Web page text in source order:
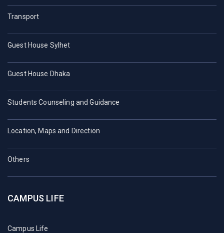
Transport
Guest House Sylhet
Guest House Dhaka
Students Counseling and Guidance
Location, Maps and Direction
Others
CAMPUS LIFE
Campus Life